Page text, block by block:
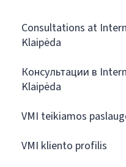
Consultations at
Klaipėda
Консультации в
Klaipėda
VMI teikiamos
VMI kliento profilis